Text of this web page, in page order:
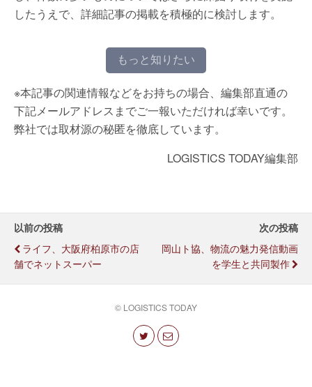
したうえで、詳細記事の掲載を積極的に検討します。
もっと知りたい
※本記事の関連情報などをお持ちの場合、編集部直通の
下記メールアドレスまでご一報いただければ幸いです。
弊社では取材源の秘匿を徹底しています。
LOGISTICS TODAY編集部
以前の投稿
ライフ、大阪府柏原市の店
舗でネットスーパー
次の投稿
岡山ト協、物流の魅力発信動画
を学生と共同製作
© LOGISTICS TODAY